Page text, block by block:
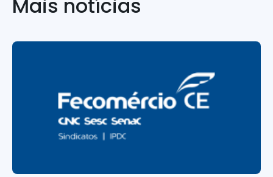
Mais notícias